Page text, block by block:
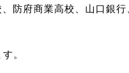
防府商業高校、山口銀
。